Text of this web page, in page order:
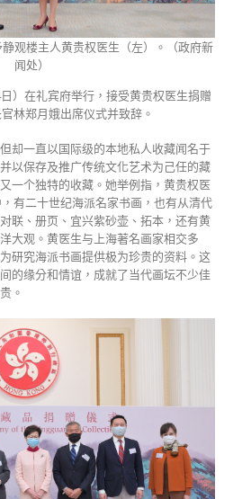
观楼主人黄贵权医生（左）。（政府新
闻处）
）在礼宾府举行，接受黄贵权医生捐赠
林郑月娥出席仪式并致辞。
却一直以国际级的本地私人收藏闻名于
以保存及推广传统文化艺术为己任的藏
一个独特的收藏。她举例指，黄贵权医
有二十世纪海派名家书画，也有从清代
联、册页、宜兴紫砂壶、拓本，还有黄
大观。黄医生与上海著名画家相交多
研究海派书画提供极为珍贵的资料。这
的缘分和情谊，成就了当代画坛不少佳
。